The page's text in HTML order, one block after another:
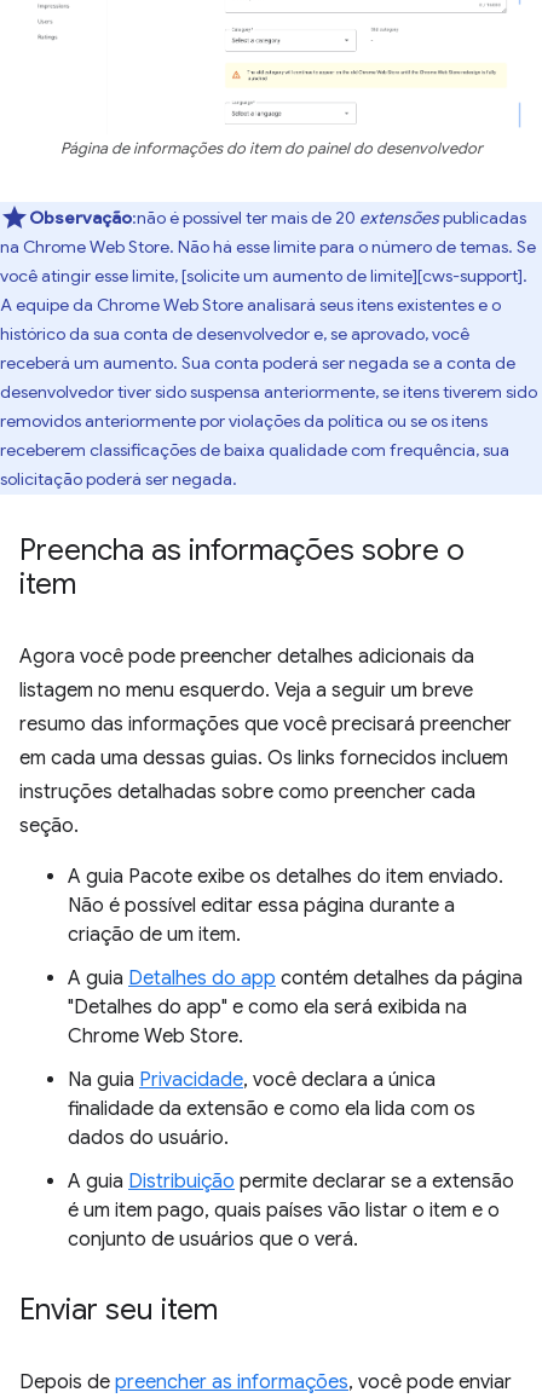
Página de informações do item do painel do desenvolvedor
Observação:não é possível ter mais de 20 extensõespublicadas
na Chrome Web Store. Não há esse limite para o número de temas. Se
você atingir esse limite, [solicite um aumento de limite][cws-support].
A equipe da Chrome Web Store analisará seus itens existentes e o
histórico da sua conta de desenvolvedor e, se aprovado, você
receberá um aumento. Sua conta poderá ser negada se a conta de
desenvolvedor tiver sido suspensa anteriormente, se itens tiverem sido
removidos anteriormente por violações da política ou se os itens
receberem classificações de baixa qualidade com frequência, sua
solicitação poderá ser negada.
Preencha as informações sobre o
item
Agora você pode preencher detalhes adicionais da
listagem no menu esquerdo. Veja a seguir um breve
resumo das informações que você precisará preencher
em cada uma dessas guias. Os links fornecidos incluem
instruções detalhadas sobre como preencher cada
seção.
A guia Pacote exibe os detalhes do item enviado.
Não é possível editar essa página durante a
criação de um item.
A guia Detalhes do app contém detalhes da página
"Detalhes do app" e como ela será exibida na
Chrome Web Store.
Na guia Privacidade, você declara a única
finalidade da extensão e como ela lida com os
dados do usuário.
A guia Distribuição permite declarar se a extensão
é um item pago, quais países vão listar o item e o
conjunto de usuários que o verá.
Enviar seu item
Depois de preencher as informações, você pode enviar